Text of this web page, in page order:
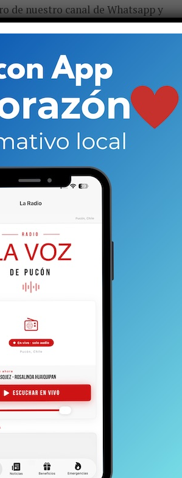
de nuestro canal de Whatsapp y
primero) A pocas horas de